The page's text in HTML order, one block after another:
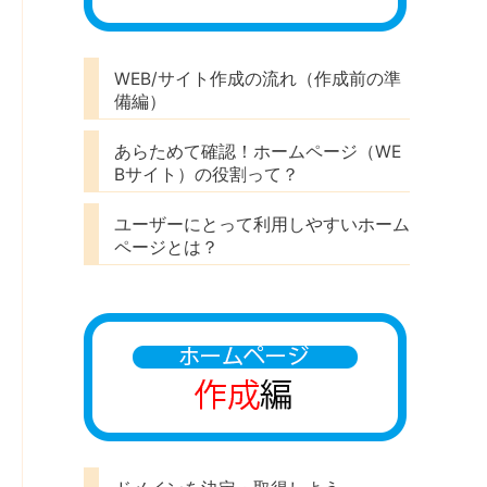
WEB/サイト作成の流れ（作成前の準
備編）
あらためて確認！ホームページ（WE
Bサイト）の役割って？
ユーザーにとって利用しやすいホーム
ページとは？